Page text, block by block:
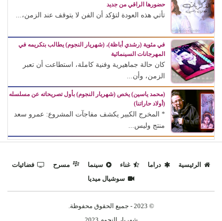
حضورها الراقي من جديد
تأتي هذه العودة لتؤكد أن الفن لا يتوقف عند الزمن،...
في مئوية (رشدي أباظة)، (شهريار النجوم) يطالب بتكريمه في
المهرجانات السينمائية
كان حالة جماهيرية وفنية كاملة، استطاعت أن تعبر
الزمن، وأن...
(محمد ياسين) يخص (شهريار النجوم) بأول تصريحاته عن مسلسله
(أولاد حاراتنا)
* المخرج الكبير يكشف مفاجآت المشروع: عمرو سعد
منتج وليس...
الرئيسية دراما غناء سينما مسرح
فضائيات
سوشيال ميديا
© 2023 - جميع الحقوق محفوظة.